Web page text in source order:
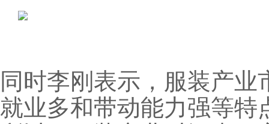
同时李刚表示，服装产
就业多和带动能力强等特